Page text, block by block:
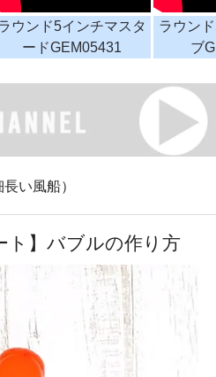
ウンド5インチマスタ
ードGEM05431
ラウン
ブ
い風船）
ト】バブルの作り方